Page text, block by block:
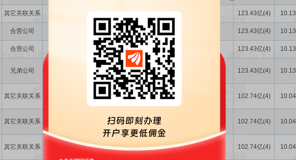
其它关联关系 5752.36万 人民币 采购商品 购买商品 123.43亿(4)
合营公司 人民币 销售商品 123.43亿(4)
合营公司 人民币 采购商品 购买商品 123.43亿(4)
兄弟公司 人民币 采购商品 购买商品 123.43亿(4)
其它关联关系 人民币 采购商品 购买商品 102.74亿(4)
其它关联关系 人民币 采购商品 102.74亿(4)
其它关联关系 0.00 人民币 采购商品 购买商品 102.74亿(4)